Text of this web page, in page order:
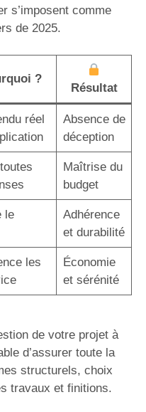
s’imposent comme
de 2025.
?
Résultat
réel
Absence de
déception
Maîtrise du
budget
le
Adhérence
et durabilité
les
Économie
et sérénité
de votre projet à
d’assurer toute la
structurels, choix
travaux et finitions.